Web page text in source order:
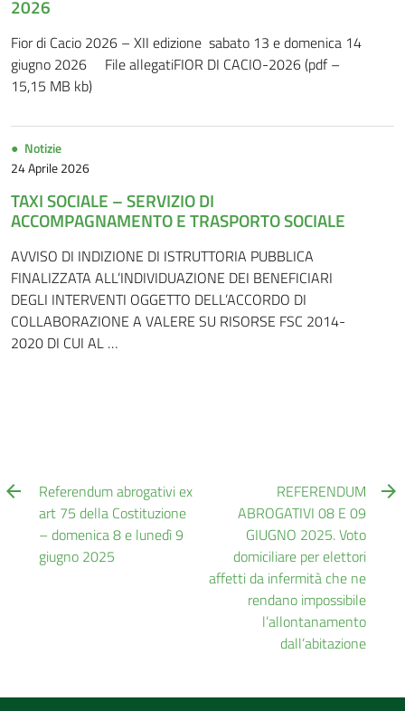
2026
Fior di Cacio 2026 – XII edizione sabato 13 e domenica 14
giugno 2026 File allegatiFIOR DI CACIO-2026 (pdf –
15,15 MB kb)
Notizie
24 Aprile 2026
TAXI SOCIALE – SERVIZIO DI
ACCOMPAGNAMENTO E TRASPORTO SOCIALE
AVVISO DI INDIZIONE DI ISTRUTTORIA PUBBLICA
FINALIZZATA ALL’INDIVIDUAZIONE DEI BENEFICIARI
DEGLI INTERVENTI OGGETTO DELL’ACCORDO DI
COLLABORAZIONE A VALERE SU RISORSE FSC 2014-
2020 DI CUI AL …
Referendum abrogativi ex
art 75 della Costituzione
– domenica 8 e lunedì 9
giugno 2025
REFERENDUM
ABROGATIVI 08 E 09
GIUGNO 2025. Voto
domiciliare per elettori
affetti da infermità che ne
rendano impossibile
l’allontanamento
dall’abitazione